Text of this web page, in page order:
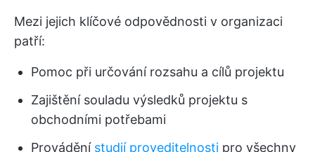
Mezi jejich klíčové odpovědnosti v organizaci
patří:
Pomoc při určování rozsahu a cílů projektu
Zajištění souladu výsledků projektu s
obchodními potřebami
Provádění studií proveditelnosti pro všechny